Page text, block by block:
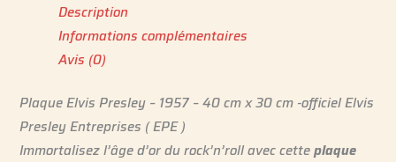
Description
Informations complémentaires
Avis (0)
Plaque Elvis Presley – 1957 – 40 cm x 30 cm -officiel Elvis
Presley Entreprises ( EPE )
Immortalisez l’âge d’or du rock’n’roll avec cetteplaque